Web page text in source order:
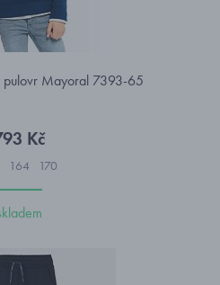
pulovr Mayoral 7393-65
Kč
164 170